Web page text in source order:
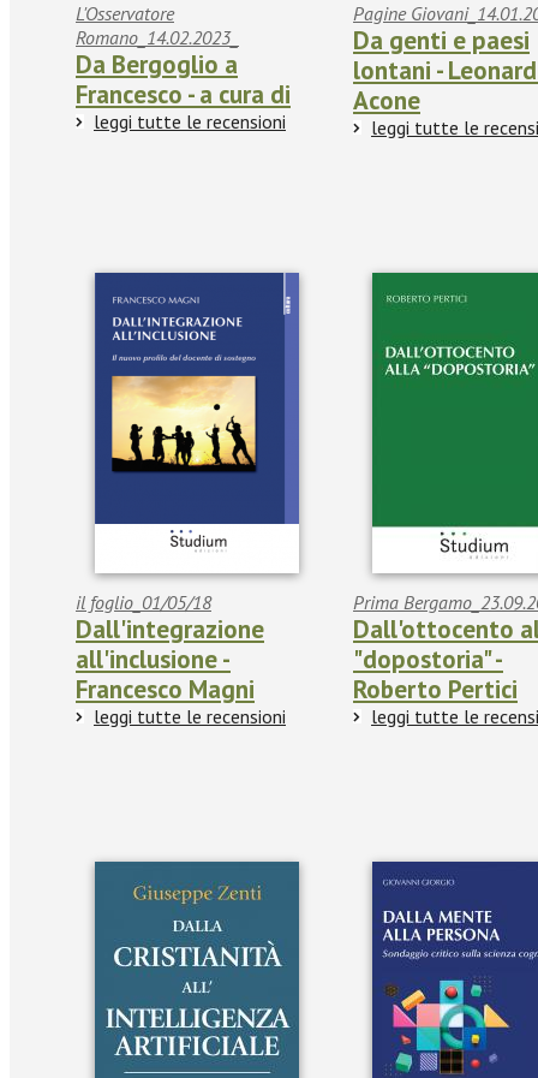
L'Osservatore
Romano_14.02.2023_
Da Bergoglio a
Francesco - a cura di
leggi tutte le recensioni
Pagine
Da genti e paesi
lontani -
Acone
leggi tutte le
il foglio_01/05/18
Dall'integrazione
all'inclusione -
Francesco Magni
leggi tutte le recensioni
Prima
Dall'ottocento
"dopostoria" -
Roberto Pertici
leggi tutte le